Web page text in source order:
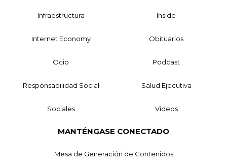
Infraestructura Inside
Internet Economy Obituarios
Ocio Podcast
Responsabilidad Social Salud Ejecutiva
Sociales Videos
MANTÉNGASE CONECTADO
Mesa de Generación de Contenidos